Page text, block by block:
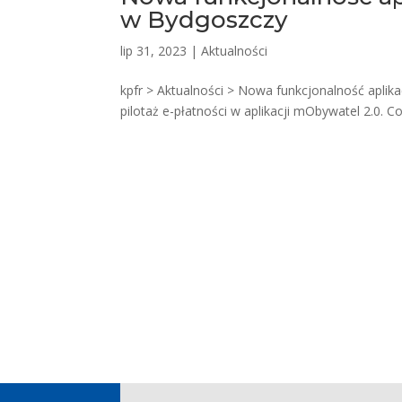
w Bydgoszczy
lip 31, 2023 |Aktualności
kpfr > Aktualności > Nowa funkcjonalność
pilotaż e-płatności w aplikacji mObywatel 2.0.